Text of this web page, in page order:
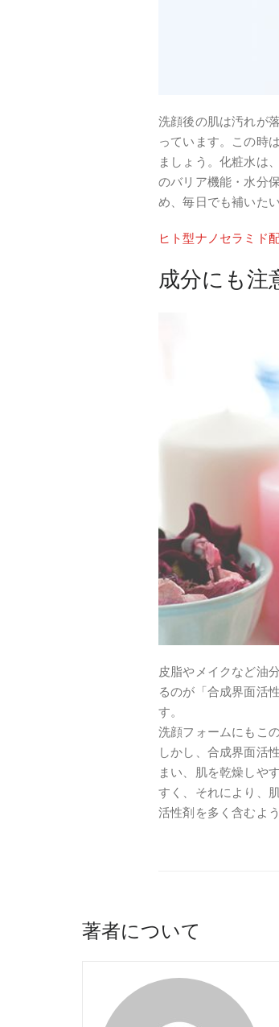
洗顔後の肌は汚れが
っています。この時
ましょう。化粧水は
のバリア機能・水分
め、毎日でも補いた
ヒト型ナノセラミド
成分にも注
皮脂やメイクなど油
るのが「合成界面活
す。
洗顔フォームにもこ
しかし、合成界面活
まい、肌を乾燥しや
すく、それにより、
活性剤を多く含むよ
著者について